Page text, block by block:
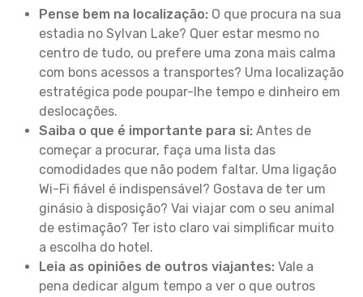
Pense bem na localização: O que procura na sua
estadia no Sylvan Lake? Quer estar mesmo no
centro de tudo, ou prefere uma zona mais calma
com bons acessos a transportes? Uma localização
estratégica pode poupar-lhe tempo e dinheiro em
deslocações.
Saiba o que é importante para si: Antes de
começar a procurar, faça uma lista das
comodidades que não podem faltar. Uma ligação
Wi-Fi fiável é indispensável? Gostava de ter um
ginásio à disposição? Vai viajar com o seu animal
de estimação? Ter isto claro vai simplificar muito
a escolha do hotel.
Leia as opiniões de outros viajantes: Vale a
pena dedicar algum tempo a ver o que outros